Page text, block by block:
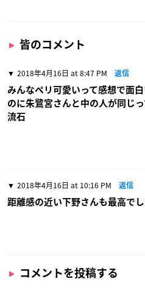
皆のコメント
2018年4月16日 at 8:47 PM 返信
みんなペリ可愛いって感想で面
のに朱鷺宮さんと中の人が同じ
流石
2018年4月16日 at 10:16 PM 返信
距離感の近い下野さんも最高で
コメントを投稿する